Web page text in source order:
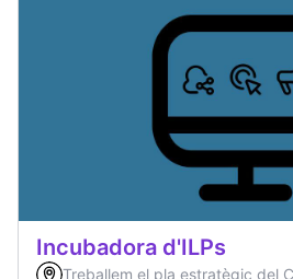
Incubadora d'ILPs
Treballem el pla estratègic del